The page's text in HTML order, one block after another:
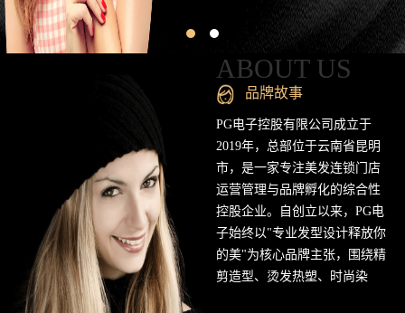
发
连
方
网
ABOUT US
品牌故事
PG电子控股有限公司成立于
2019年，总部位于云南省昆明
市，是一家专注美发连锁门店
运营管理与品牌孵化的综合性
控股企业。自创立以来，PG电
子始终以"专业发型设计释放你
的美"为核心品牌主张，围绕精
剪造型、烫发热塑、时尚染